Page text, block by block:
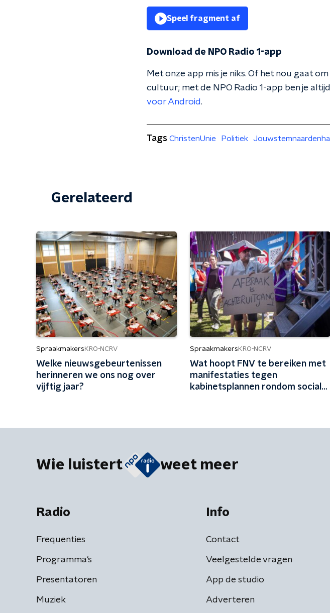
Speel fragment af
Download de NPO Radio 1-app
Met onze app mis je niks. Of het nou gaat
cultuur; met de NPO Radio 1-app ben je
voor Android.
Tags ChristenUnie Politiek
Gerelateerd
Spraakmakers KRO-NCRV
Welke nieuwsgebeurtenissen
herinneren we ons nog over
vijftig jaar?
Spraakmakers KRO-NCRV
Wat hoopt FNV te bereiken met
manifestaties tegen
kabinetsplannen rondom sociale
Wie luistert weet meer
Radio
Frequenties
Programma's
Presentatoren
Muziek
Info
Contact
Veelgestelde vragen
App de studio
Adverteren